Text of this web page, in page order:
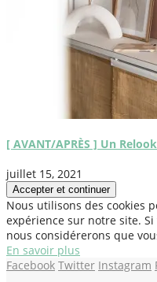
[ AVANT/APRÈS ] Un
juillet 15, 2021
Nous utilisons des cookies
expérience sur notre site.
nous considérerons que
En savoir plus
Facebook Twitter Instagram